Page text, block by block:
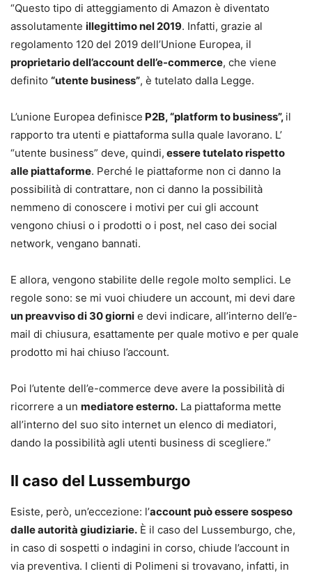
“Questo tipo di atteggiamento di Amazon è diventato
assolutamente illegittimo nel 2019. Infatti, grazie al
regolamento 120 del 2019 dell’Unione Europea, il
proprietario dell’account dell’e-commerce, che viene
definito “utente business”, è tutelato dalla Legge.
L’unione Europea definisce P2B, “platform to business”, il
rapporto tra utenti e piattaforma sulla quale lavorano. L’
“utente business” deve, quindi, essere tutelato rispetto
alle piattaforme. Perché le piattaforme non ci danno la
possibilità di contrattare, non ci danno la possibilità
nemmeno di conoscere i motivi per cui gli account
vengono chiusi o i prodotti o i post, nel caso dei social
network, vengano bannati.
E allora, vengono stabilite delle regole molto semplici. Le
regole sono: se mi vuoi chiudere un account, mi devi dare
un preavviso di 30 giorni e devi indicare, all’interno dell’e-
mail di chiusura, esattamente per quale motivo e per quale
prodotto mi hai chiuso l’account.
Poi l’utente dell’e-commerce deve avere la possibilità di
ricorrere a un mediatore esterno. La piattaforma mette
all’interno del suo sito internet un elenco di mediatori,
dando la possibilità agli utenti business di scegliere.”
Il caso del Lussemburgo
Esiste, però, un’eccezione: l’account può essere sospeso
dalle autorità giudiziarie. È il caso del Lussemburgo, che,
in caso di sospetti o indagini in corso, chiude l’account in
via preventiva. I clienti di Polimeni si trovavano, infatti, in